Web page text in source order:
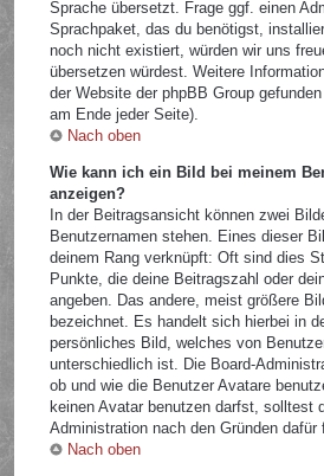
Sprache übersetzt. Frage ggf. einen
Sprachpaket, das du benötigst,
noch nicht existiert, würden wir uns
übersetzen würdest. Weitere
der Website der phpBB Group
am Ende jeder Seite).
Nach oben
Wie kann ich ein Bild bei meinem
anzeigen?
In der Beitragsansicht können zwei
Benutzernamen stehen. Eines dieser
deinem Rang verknüpft: Oft sind dies
Punkte, die deine Beitragszahl oder
angeben. Das andere, meist größere
bezeichnet. Es handelt sich hierbei in
persönliches Bild, welches von
unterschiedlich ist. Die Board-
ob und wie die Benutzer Avatare
keinen Avatar benutzen darfst, solltest
Administration nach den Gründen dafür
Nach oben